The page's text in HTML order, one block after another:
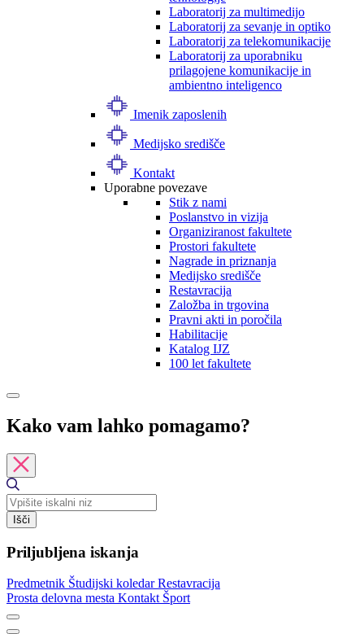
Laboratorij za multimedijo
Laboratorij za sevanje in optiko
Laboratorij za telekomunikacije
Laboratorij za uporabniku
prilagojene komunikacije in
ambientno inteligenco
Imenik zaposlenih
Medijsko središče
Kontakt
Uporabne povezave
Stik z nami
Poslanstvo in vizija
Organiziranost fakultete
Prostori fakultete
Nagrade in priznanja
Medijsko središče
Restavracija
Založba in trgovina
Pravni akti in poročila
Habilitacije
Katalog IJZ
100 let fakultete
Kako vam lahko pomagamo?
Išči
Priljubljena iskanja
Predmetnik Študijski koledarRestavracija
Prosta delovna mesta Kontakt Šport